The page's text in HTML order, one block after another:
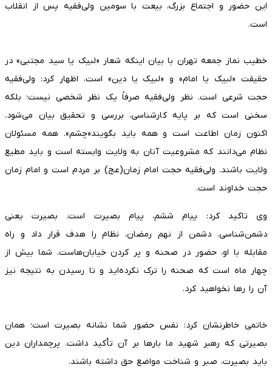
این حضور و اجتماع بزرگ، بیعت با سومین ولی‌فقیه پس از انقلاب
است.
خطیب نماز جمعه تهران با بیان اینکه شعار «لبیک یا سید مجتبی» در
حقیقت «لبیک یا امام» و «لبیک یا دین» است، اظهار کرد: ولی‌فقیه
حجت شرعی است. نظر ولی‌فقیه صرفاً یک نظر شخصی نیست؛ بلکه
سخنی است که بر پایه کارشناسی، بررسی و تحقیق بیان می‌شود.
اکنون زمان اطاعت است و همه باید بگویند«چشم». همه مسئولان
نظام می‌دانند که مشروعیت آنان به ولایت وابسته است و باید مطیع
ولایت باشند. ولی‌فقیه حجت امام زمان(عج) بر مردم است و امام زمان
حجت خداوند است.
وی تاکید کرد: پیام ششم، پیام بصیرت است. بصیرت یعنی
دشمن‌شناسی. دشمن از نهم رمضان، نظام را هدف قرار داد و راه
مقابله با او، حضور در صحنه و پر کردن خیابان‌هاست. شما بیش از
چهار ماه است که صحنه را ترک نکرده‌اید و تا رسیدن به نتیجه نیز
آن را رها نخواهید کرد.
خاتمی خاطرنشان کرد: نفس حضور شما نشانه بصیرت است؛ همان
بصیرتی که رهبر شهید ما بارها بر آن تأکید داشت. پرچمداران دین
باید بصیرت، صبر و شناخت مواضع حق داشته باشند.